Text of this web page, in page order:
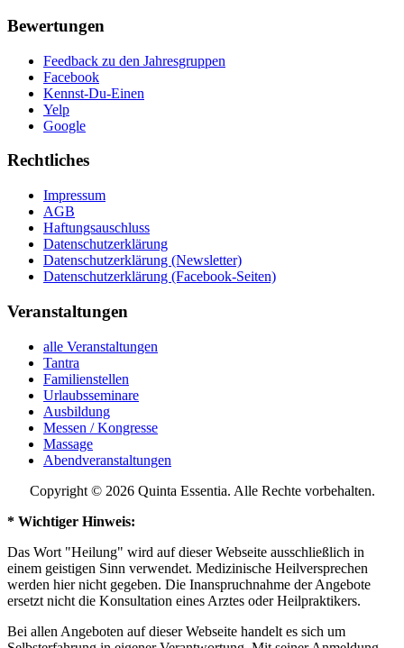
Bewertungen
Feedback zu den Jahresgruppen
Facebook
Kennst-Du-Einen
Yelp
Google
Rechtliches
Impressum
AGB
Haftungsauschluss
Datenschutzerklärung
Datenschutzerklärung (Newsletter)
Datenschutzerklärung (Facebook-Seiten)
Veranstaltungen
alle Veranstaltungen
Tantra
Familienstellen
Urlaubsseminare
Ausbildung
Messen / Kongresse
Massage
Abendveranstaltungen
Copyright © 2026 Quinta Essentia. Alle Rechte vorbehalten.
* Wichtiger Hinweis:
Das Wort "Heilung" wird auf dieser Webseite ausschließlich in
einem geistigen Sinn verwendet. Medizinische Heilversprechen
werden hier nicht gegeben. Die Inanspruchnahme der Angebote
ersetzt nicht die Konsultation eines Arztes oder Heilpraktikers.
Bei allen Angeboten auf dieser Webseite handelt es sich um